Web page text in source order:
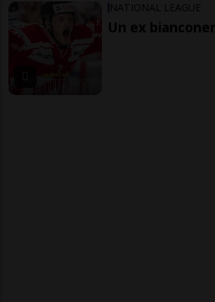
NATIONAL LEAGUE
Un ex